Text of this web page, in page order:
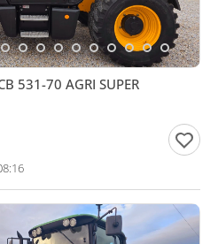
531-70 AGRI SUPER